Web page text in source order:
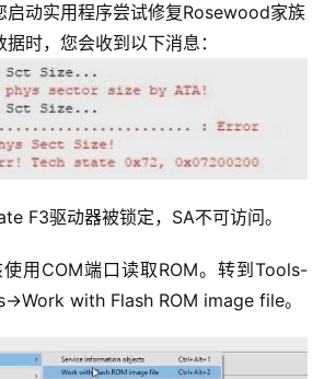
启动实用程序尝试修复Rosewood家族
时，您会收到以下消息：
F3驱动器被锁定，SA不可访问。
用COM端口读取ROM。转到Tools-
with Flash ROM image file。